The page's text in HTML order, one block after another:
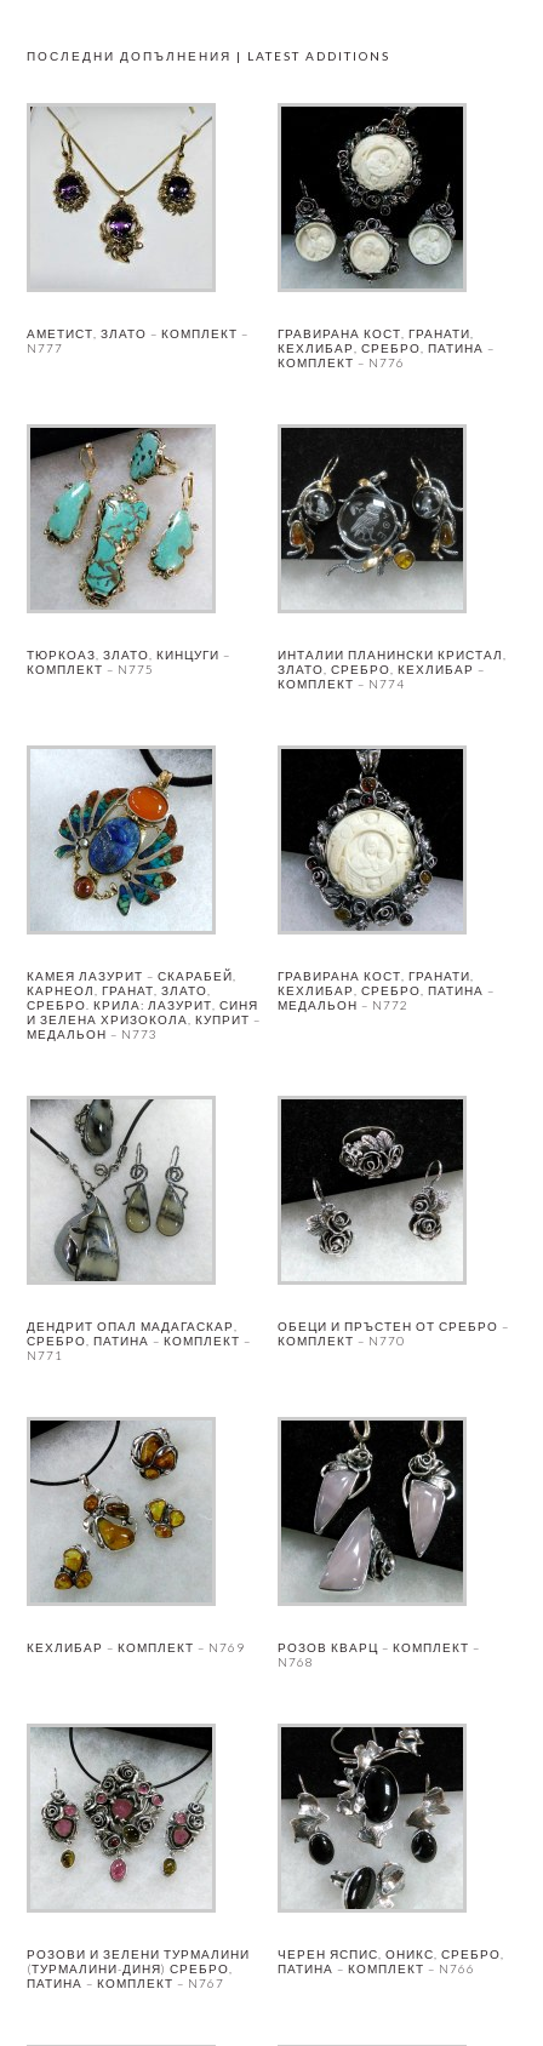
ПОСЛЕДНИ ДОПЪЛНЕНИЯ | LATEST ADDITIONS
АМЕТИСТ, ЗЛАТО – КОМПЛЕКТ –
N777
ГРАВИРАНА КОСТ, ГРАНАТИ,
КЕХЛИБАР, СРЕБРО, ПАТИНА –
КОМПЛЕКТ – N776
ТЮРКОАЗ, ЗЛАТО, КИНЦУГИ –
КОМПЛЕКТ – N775
ИНТАЛИИ ПЛАНИНСКИ КРИСТАЛ,
ЗЛАТО, СРЕБРО, КЕХЛИБАР –
КОМПЛЕКТ – N774
КАМЕЯ ЛАЗУРИТ – СКАРАБЕЙ,
КАРНЕОЛ, ГРАНАТ, ЗЛАТО,
СРЕБРО. КРИЛА: ЛАЗУРИТ, СИНЯ
И ЗЕЛЕНА ХРИЗОКОЛА, КУПРИТ –
МЕДАЛЬОН – N773
ГРАВИРАНА КОСТ, ГРАНАТИ,
КЕХЛИБАР, СРЕБРО, ПАТИНА –
МЕДАЛЬОН – N772
ДЕНДРИТ ОПАЛ МАДАГАСКАР,
СРЕБРО, ПАТИНА – КОМПЛЕКТ –
N771
ОБЕЦИ И ПРЪСТЕН ОТ СРЕБРО –
КОМПЛЕКТ – N770
КЕХЛИБАР – КОМПЛЕКТ – N769
РОЗОВ КВАРЦ – КОМПЛЕКТ –
N768
РОЗОВИ И ЗЕЛЕНИ ТУРМАЛИНИ
(ТУРМАЛИНИ-ДИНЯ) СРЕБРО,
ПАТИНА – КОМПЛЕКТ – N767
ЧЕРЕН ЯСПИС, ОНИКС, СРЕБРО,
ПАТИНА – КОМПЛЕКТ – N766